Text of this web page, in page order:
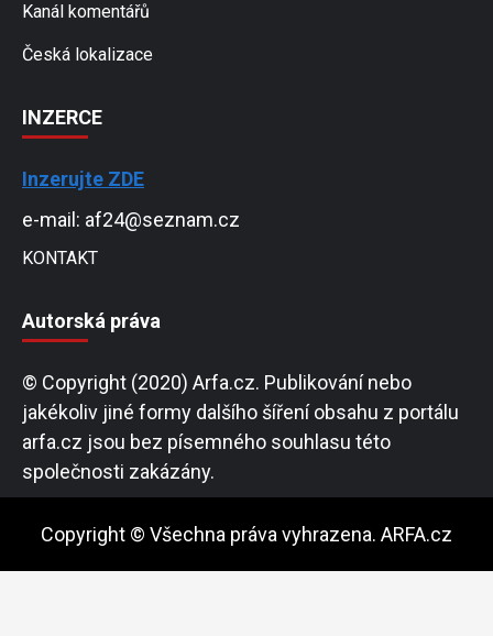
Kanál komentářů
Česká lokalizace
INZERCE
Inzerujte ZDE
e-mail: af24@seznam.cz
KONTAKT
Autorská práva
© Copyright (2020) Arfa.cz. Publikování nebo
jakékoliv jiné formy dalšího šíření obsahu z portálu
arfa.cz jsou bez písemného souhlasu této
společnosti zakázány.
Copyright © Všechna práva vyhrazena. ARFA.cz